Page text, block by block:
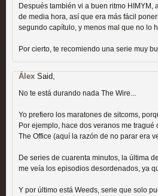
Taboo es otra
miniserie
MOLTISANTI
Después también vi a buen ritmo
de media hora, así que era más fácil
segundo capítulo, y menos mal que no lo
Por cierto, te recomiendo una serie muy
Álex Said,
No te está durando nada The Wire...
Yo prefiero los maratones de sitcoms,
Por ejemplo, hace dos veranos me
The Office (aquí la razón de no parar era
De series de cuarenta minutos, la última
me veía los episodios desordenados, ya
Y por último está Weeds, serie que solo